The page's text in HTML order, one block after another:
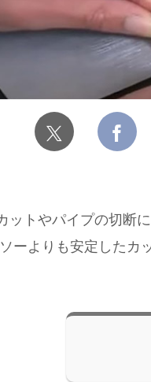
ットやパイプの切断
ーよりも安定したカ